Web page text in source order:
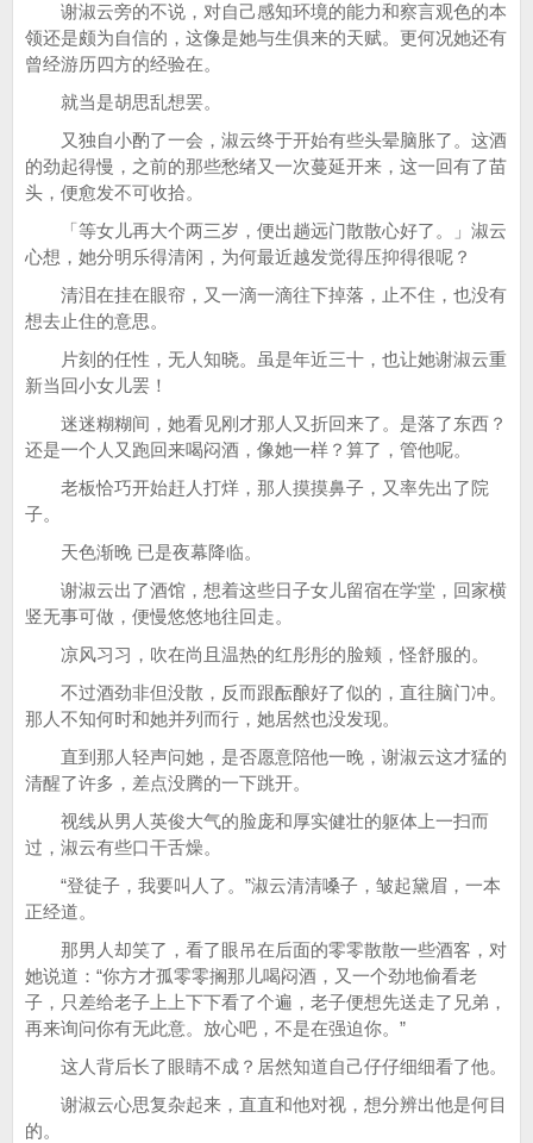
谢淑云旁的不说，对自己感知环境的能力和察言观色的本
领还是颇为自信的，这像是她与生俱来的天赋。更何况她还有
曾经游历四方的经验在。
就当是胡思乱想罢。
又独自小酌了一会，淑云终于开始有些头晕脑胀了。这酒
的劲起得慢，之前的那些愁绪又一次蔓延开来，这一回有了苗
头，便愈发不可收拾。
「等女儿再大个两三岁，便出趟远门散散心好了。」淑云
心想，她分明乐得清闲，为何最近越发觉得压抑得很呢？
清泪在挂在眼帘，又一滴一滴往下掉落，止不住，也没有
想去止住的意思。
片刻的任性，无人知晓。虽是年近三十，也让她谢淑云重
新当回小女儿罢！
迷迷糊糊间，她看见刚才那人又折回来了。是落了东西？
还是一个人又跑回来喝闷酒，像她一样？算了，管他呢。
老板恰巧开始赶人打烊，那人摸摸鼻子，又率先出了院
子。
天色渐晚 已是夜幕降临。
谢淑云出了酒馆，想着这些日子女儿留宿在学堂，回家横
竖无事可做，便慢悠悠地往回走。
凉风习习，吹在尚且温热的红彤彤的脸颊，怪舒服的。
不过酒劲非但没散，反而跟酝酿好了似的，直往脑门冲。
那人不知何时和她并列而行，她居然也没发现。
直到那人轻声问她，是否愿意陪他一晚，谢淑云这才猛的
清醒了许多，差点没腾的一下跳开。
视线从男人英俊大气的脸庞和厚实健壮的躯体上一扫而
过，淑云有些口干舌燥。
“登徒子，我要叫人了。”淑云清清嗓子，皱起黛眉，一本
正经道。
那男人却笑了，看了眼吊在后面的零零散散一些酒客，对
她说道：“你方才孤零零搁那儿喝闷酒，又一个劲地偷看老
子，只差给老子上上下下看了个遍，老子便想先送走了兄弟，
再来询问你有无此意。放心吧，不是在强迫你。”
这人背后长了眼睛不成？居然知道自己仔仔细细看了他。
谢淑云心思复杂起来，直直和他对视，想分辨出他是何目
的。